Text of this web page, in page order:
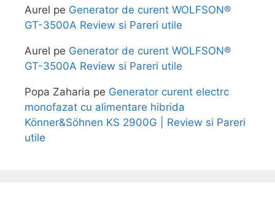
Aurel pe Generator de curent WOLFSON®
GT-3500A Review si Pareri utile
Aurel pe Generator de curent WOLFSON®
GT-3500A Review si Pareri utile
Popa Zaharia pe Generator curent electrc
monofazat cu alimentare hibrida
Könner&Söhnen KS 2900G | Review si Pareri
utile